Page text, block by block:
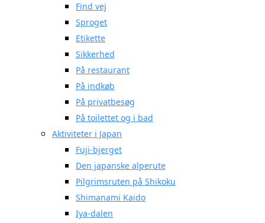
Find vej
Sproget
Etikette
Sikkerhed
På restaurant
På indkøb
På privatbesøg
På toilettet og i bad
Aktiviteter i Japan
Fuji-bjerget
Den japanske alperute
Pilgrimsruten på Shikoku
Shimanami Kaido
Iya-dalen